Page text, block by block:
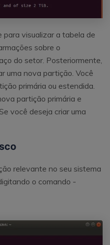
para visualizar a tabela de
sobre o
do setor. Posteriormente,
uma nova partição. Você
primária ou estendida.
partição primária e
você deseja criar uma
relevante no seu sistema
o comando -